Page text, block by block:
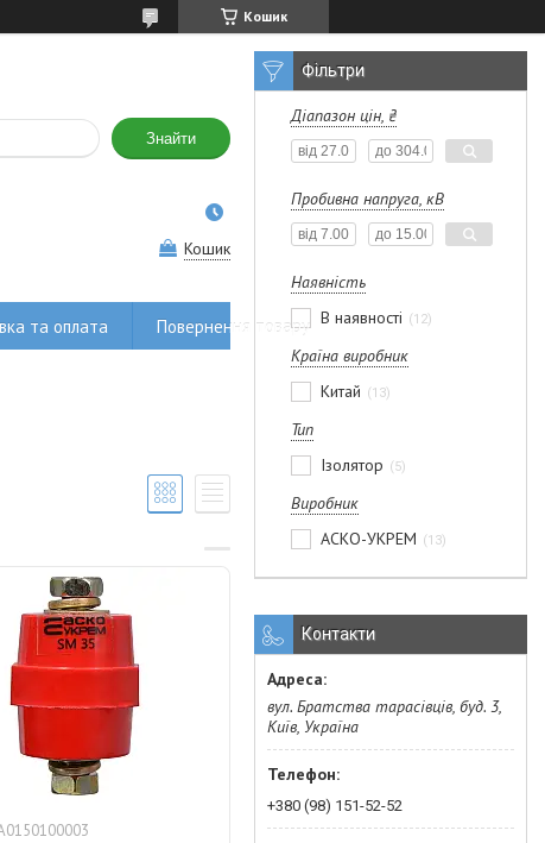
Кошик
Знайти
Кошик
та оплата Повернення товару
Фільтри
Діапазон цін, ₴
Пробивна напруга, кВ
Наявність
В наявності
12
Країна виробник
Китай
13
Тип
Ізолятор
5
Виробник
АСКО-УКРЕМ
13
Контакти
вул. Братства тарасівців, буд. 3,
Київ, Україна
+380 (98) 151-52-52